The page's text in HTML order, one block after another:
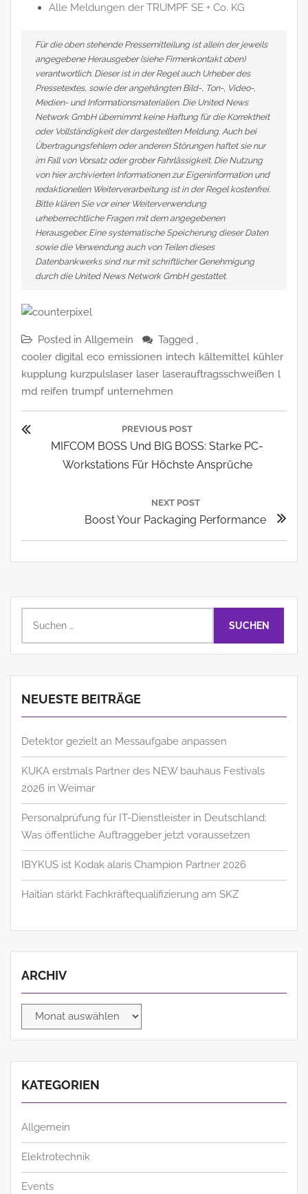
Alle Meldungen der TRUMPF SE + Co. KG
Für die oben stehende Pressemitteilung ist allein der jeweils
angegebene Herausgeber (siehe Firmenkontakt oben)
verantwortlich. Dieser ist in der Regel auch Urheber des
Pressetextes, sowie der angehängten Bild-, Ton-, Video-,
Medien- und Informationsmaterialien. Die United News
Network GmbH übernimmt keine Haftung für die Korrektheit
oder Vollständigkeit der dargestellten Meldung. Auch bei
Übertragungsfehlern oder anderen Störungen haftet sie nur
im Fall von Vorsatz oder grober Fahrlässigkeit. Die Nutzung
von hier archivierten Informationen zur Eigeninformation und
redaktionellen Weiterverarbeitung ist in der Regel kostenfrei.
Bitte klären Sie vor einer Weiterverwendung
urheberrechtliche Fragen mit dem angegebenen
Herausgeber. Eine systematische Speicherung dieser Daten
sowie die Verwendung auch von Teilen dieses
Datenbankwerks sind nur mit schriftlicher Genehmigung
durch die United News Network GmbH gestattet.
Posted in Allgemein
Tagged ,
cooler digital eco emissionen intech kältemittel kühler
kupplung kurzpulslaser laser laserauftragsschweißen l
md reifen trumpf unternehmen
Beitragsnavigation
PREVIOUS POST
Previous
Post:
MIFCOM BOSS Und BIG BOSS: Starke PC-
Workstations Für Höchste Ansprüche
NEXT POST
Next
Post:
Boost Your Packaging Performance
nach:
NEUESTE BEITRÄGE
Detektor gezielt an Messaufgabe anpassen
KUKA erstmals Partner des NEW bauhaus Festivals
2026 in Weimar
Personalprüfung für IT-Dienstleister in Deutschland:
Was öffentliche Auftraggeber jetzt voraussetzen
IBYKUS ist Kodak alaris Champion Partner 2026
Haitian stärkt Fachkräftequalifizierung am SKZ
ARCHIV
Archiv
KATEGORIEN
Allgemein
Elektrotechnik
Events